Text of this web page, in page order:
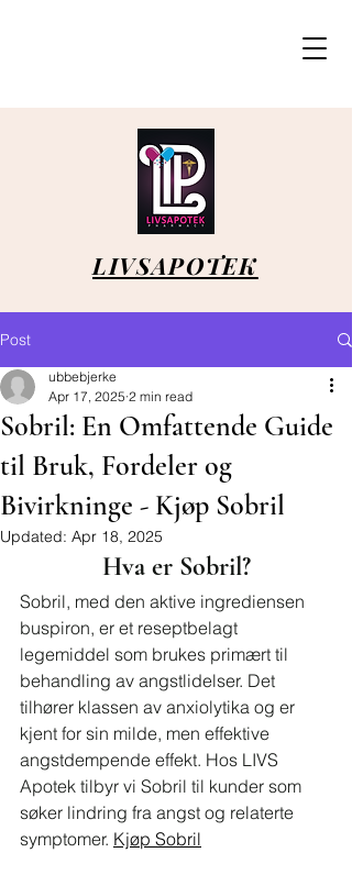
LIVSAPOTEK
Post
Sobril: En Omfattende Guide
til Bruk, Fordeler og
Bivirkninge - Kjøp Sobril
ubbebjerke
Apr 17, 2025 2 min read
Updated: Apr 18, 2025
Hva er Sobril?
Sobril, med den aktive ingrediensen
buspiron, er et reseptbelagt
legemiddel som brukes primært til
behandling av angstlidelser. Det
tilhører klassen av anxiolytika og er
kjent for sin milde, men effektive
angstdempende effekt. Hos LIVS
Apotek tilbyr vi Sobril til kunder som
søker lindring fra angst og relaterte
symptomer. Kjøp Sobril